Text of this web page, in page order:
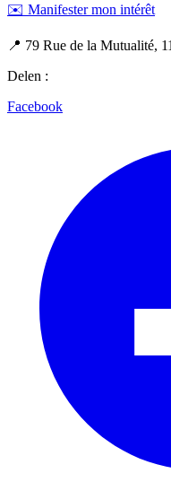
✉️ Manifester mon intérêt
📍 79 Rue de la Mutualité,
Delen :
Facebook